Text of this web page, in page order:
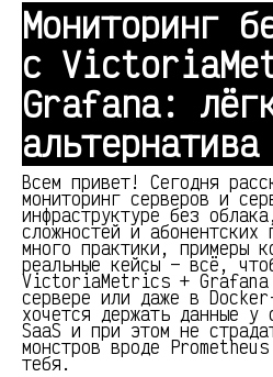
Мониторинг
с
Grafana:
альтернатива
Всем привет! Сегодня
мониторинг серверов и
инфраструктуре без
сложностей и абонентских
много практики, примеры
реальные кейсы — всё,
VictoriaMetrics + Grafana
сервере или даже в
хочется держать данные
SaaS и при этом не
монстров вроде
тебя.